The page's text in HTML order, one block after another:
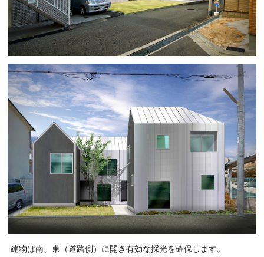
建物は南、東（道路側）に開き有効な採光を確保します。